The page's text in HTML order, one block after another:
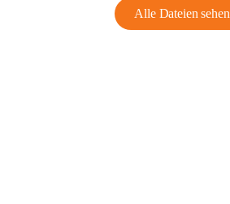
Alle Dateien sehen